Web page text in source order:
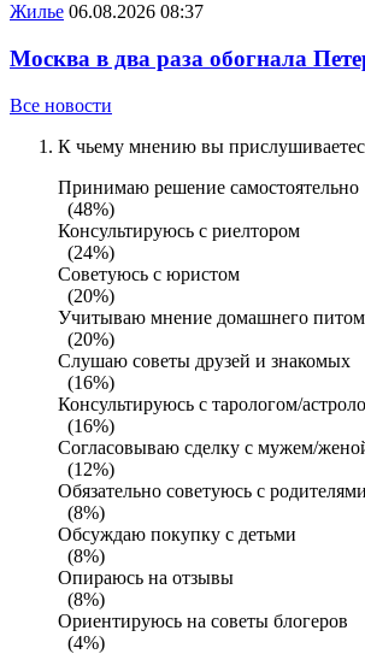
Жилье 06.08.2026 08:37
Москва в два раза обогнала
Все новости
К чьему мнению вы
Принимаю решение самостоятельно
(48%)
Консультируюсь с риелтором
(24%)
Советуюсь с юристом
(20%)
Учитываю мнение домашнего
(20%)
Слушаю советы друзей и знакомых
(16%)
Консультируюсь с тарологом/
(16%)
Согласовываю сделку с мужем/
(12%)
Обязательно советуюсь с
(8%)
Обсуждаю покупку с детьми
(8%)
Опираюсь на отзывы
(8%)
Ориентируюсь на советы блогеров
(4%)